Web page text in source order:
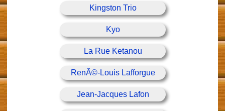
Kingston Trio
Kyo
La Rue Ketanou
RenÃ©-Louis Lafforgue
Jean-Jacques Lafon